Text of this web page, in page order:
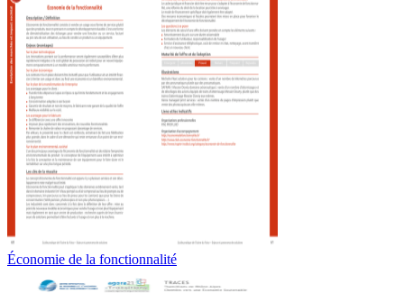
Économie de la fonctionnalité